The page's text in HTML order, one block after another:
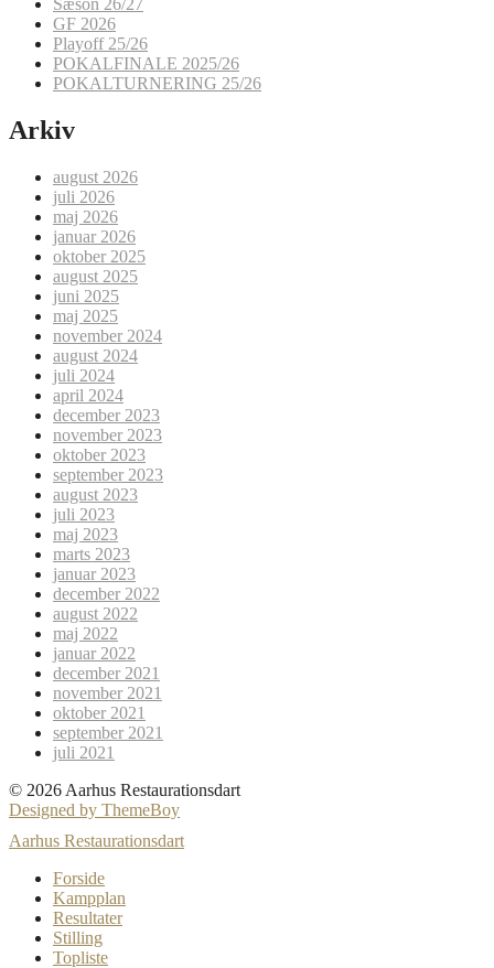
Sæson 26/27
GF 2026
Playoff 25/26
POKALFINALE 2025/26
POKALTURNERING 25/26
Arkiv
august 2026
juli 2026
maj 2026
januar 2026
oktober 2025
august 2025
juni 2025
maj 2025
november 2024
august 2024
juli 2024
april 2024
december 2023
november 2023
oktober 2023
september 2023
august 2023
juli 2023
maj 2023
marts 2023
januar 2023
december 2022
august 2022
maj 2022
januar 2022
december 2021
november 2021
oktober 2021
september 2021
juli 2021
© 2026 Aarhus Restaurationsdart
Designed by ThemeBoy
Aarhus Restaurationsdart
Forside
Kampplan
Resultater
Stilling
Topliste